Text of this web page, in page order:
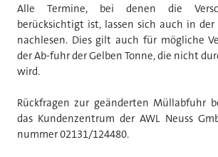
Alle Termine, bei denen die
berücksichtigt ist, lassen sich auch in der
nachlesen. Dies gilt auch für mögliche
der Ab-fuhr der Gelben Tonne, die nicht
wird.
Rückfragen zur geänderten Müllabfuhr
das Kundenzentrum der AWL Neuss
nummer 02131/124480.